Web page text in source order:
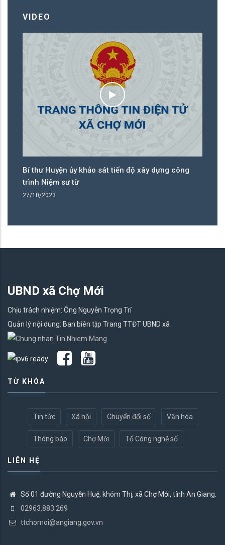
VIDEO
Đại biểu Hội đồng nhân dân 3 cấp tiếp xúc cử tri
trước kỳ họp
25/10/2023
UBND xã Chợ Mới
Chịu trách nhiệm: Ông Nguyễn Trọng Trí
Quản lý nội dung: Ban biên tập Trang TTĐT UBND xã
TỪ KHÓA
Tin tức Xã hội Chuyển đổi số Văn hóa
Thông báo Chợ Mới Tổ Công nghệ số
LIÊN HỆ
Số 01 đường Nguyễn Huệ, khóm Thị, xã Chợ Mới, tỉnh An Giang.
02963.883.269
ttchomoi@angiang.gov.vn